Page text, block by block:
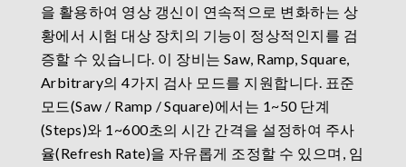
을 활용하여 영상 갱신이 연속적으로 변화하는 상
황에서 시험 대상 장치의 기능이 정상적인지를 검
증할 수 있습니다. 이 장비는 Saw, Ramp, Square,
Arbitrary의 4가지 검사 모드를 지원합니다. 표준
모드(Saw / Ramp / Square)에서는 1~50 단계
(Steps)와 1~600초의 시간 간격을 설정하여 주사
율(Refresh Rate)을 자유롭게 조정할 수 있으며, 임